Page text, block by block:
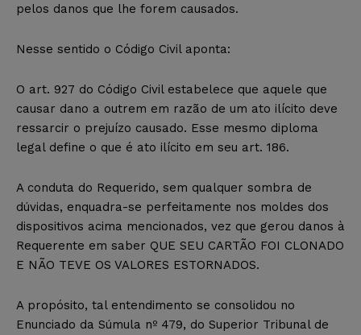
pelos danos que lhe forem causados.
Nesse sentido o Código Civil aponta:
O art. 927 do Código Civil estabelece que aquele que
causar dano a outrem em razão de um ato ilícito deve
ressarcir o prejuízo causado. Esse mesmo diploma
legal define o que é ato ilícito em seu art. 186.
A conduta do Requerido, sem qualquer sombra de
dúvidas, enquadra-se perfeitamente nos moldes dos
dispositivos acima mencionados, vez que gerou danos à
Requerente em saber QUE SEU CARTÃO FOI CLONADO
E NÃO TEVE OS VALORES ESTORNADOS.
A propósito, tal entendimento se consolidou no
Enunciado da Súmula nº 479, do Superior Tribunal de